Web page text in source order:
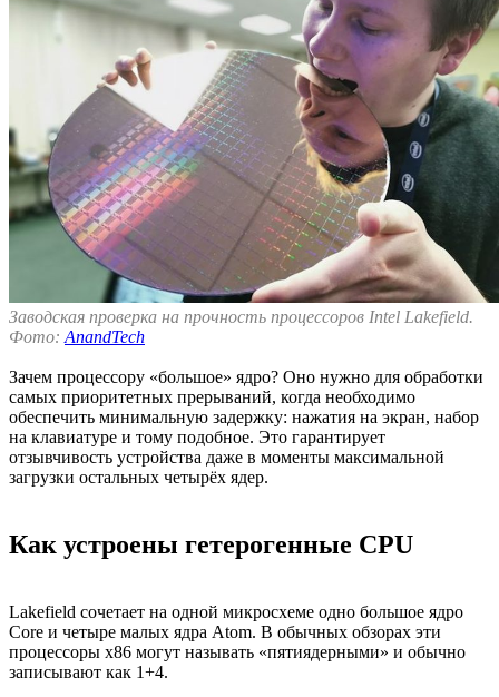
Заводская проверка на прочность процессоров Intel Lakefield.
Фото: AnandTech
Зачем процессору «большое» ядро? Оно нужно для обработки
самых приоритетных прерываний, когда необходимо
обеспечить минимальную задержку: нажатия на экран, набор
на клавиатуре и тому подобное. Это гарантирует
отзывчивость устройства даже в моменты максимальной
загрузки остальных четырёх ядер.
Как устроены гетерогенные CPU
Lakefield сочетает на одной микросхеме одно большое ядро
Core и четыре малых ядра Atom. В обычных обзорах эти
процессоры x86 могут называть «пятиядерными» и обычно
записывают как 1+4.